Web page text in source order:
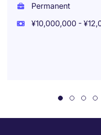
Permanent
¥10,000,000 -